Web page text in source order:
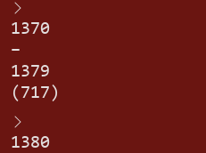
1370
–
1379
(717)
1380